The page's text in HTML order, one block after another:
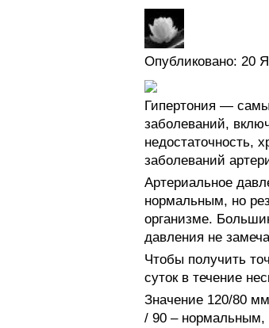
Опубликовано: 20
Гипертония —
заболеваний,
недостаточность,
заболеваний
Артериальное
нормальным, но
организме.
давления не
Чтобы получить
суток в течение
Значение 120/80
/ 90 – нормальным,